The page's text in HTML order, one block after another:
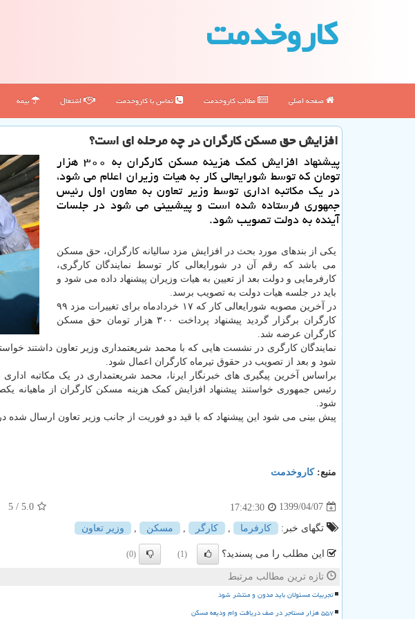
كاروخدمت
صفحه اصلی مطالب كاروخدمت تماس با كاروخدمت اشتغال بیمه
افزایش حق مسكن كارگران در چه مرحله ای است؟
پیشنهاد افزایش كمك هزینه مسكن كارگران به ۳۰۰ هزار
تومان كه توسط شورایعالی كار به هیات وزیران اعلام می شود،
در یك مكاتبه اداری توسط وزیر تعاون به معاون اول رئیس
جمهوری فرستاده شده است و پیشبینی می شود در جلسات
آینده به دولت تصویب شود.
یکی از بندهای مورد بحث در افزایش مزد سالیانه کارگران، حق مسکن
می باشد که رقم آن در شورایعالی کار توسط نمایندگان کارگری،
کارفرمایی و دولت بعد از تعیین به هیات وزیران پیشنهاد داده می شود و
باید در جلسه هیات دولت به تصویب برسد.
در آخرین مصوبه شورایعالی کار که ۱۷ خردادماه برای تغییرات مزد ۹۹
کارگران برگزار گردید پیشنهاد پرداخت ۳۰۰ هزار تومان حق مسکن
کارگران عرضه شد.
نمایندگان کارگری در نشست هایی که با محمد شریعتمداری وزیر تعاون داشتند
شود و بعد از تصویب در حقوق تیرماه کارگران اعمال شود.
براساس آخرین پیگیری های خبرنگار ایرنا، محمد شریعتمداری در یک مکاتبه
رئیس جمهوری خواستند پیشنهاد افزایش کمک هزینه مسکن کارگران از ماهیانه
شود.
پیش بینی می شود این پیشنهاد که با قید دو فوریت از جانب وزیر تعاون ارسال
منبع:كاروخدمت
1399/04/07
17:42:30
5.0
/ 5
تگهای خبر: كارفرما كارگر مسكن وزیر تعاون
این مطلب را می پسندید؟ (1)
(0)
تازه ترین مطالب مرتبط
تجربیات مسئولان باید مدون و منتشر شود
۵۵۷ هزار مستاجر در صف دریافت وام ودیعه مسکن